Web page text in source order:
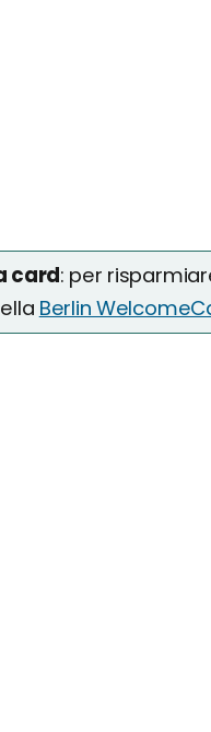
card: per
Berlin